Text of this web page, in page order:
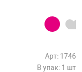
Арт: 1746
В упак: 1 шт